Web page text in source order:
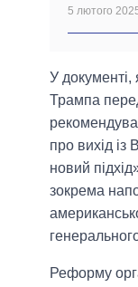
5 лютого
У
Трампа
про вихід
новий
зокрема
Реформу